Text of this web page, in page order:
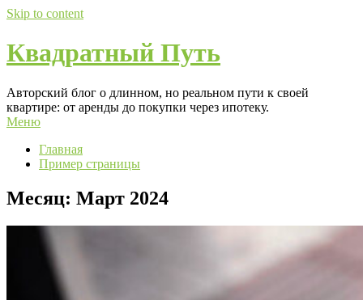
Skip to content
Квадратный Путь
Авторский блог о длинном, но реальном пути к своей
квартире: от аренды до покупки через ипотеку.
Меню
Главная
Пример страницы
Месяц: Март 2024